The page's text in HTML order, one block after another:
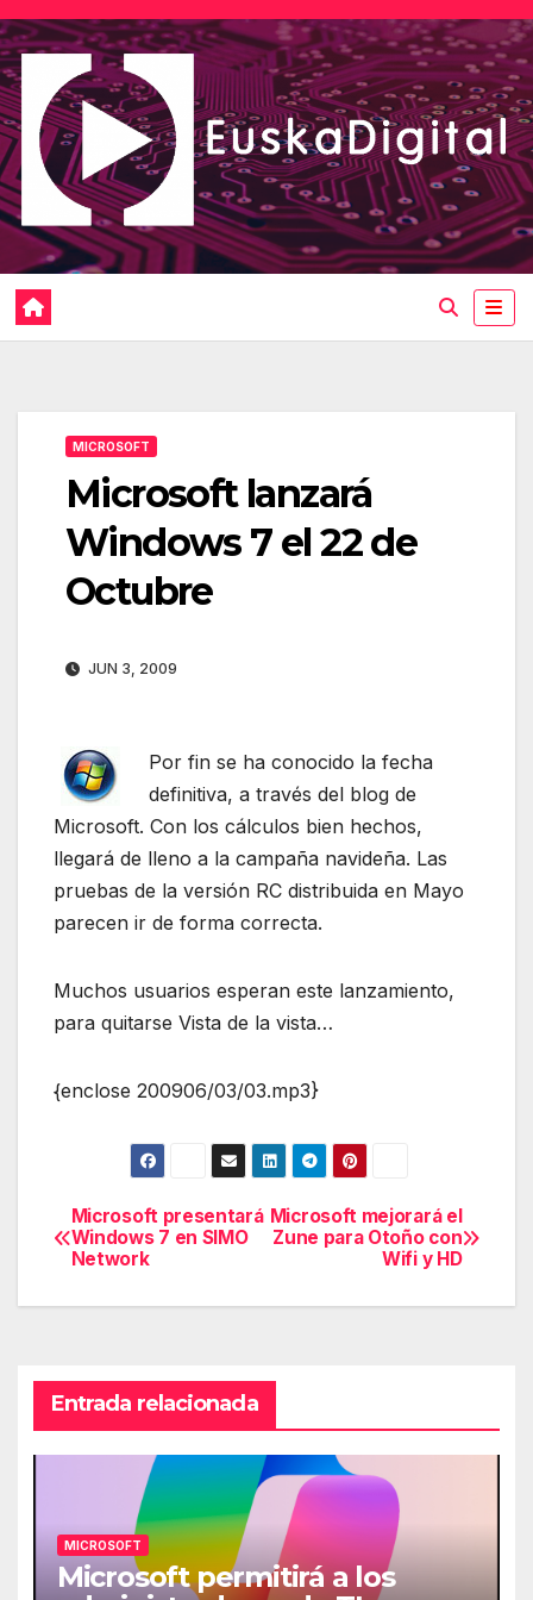
Saltar
al
contenido
MICROSOFT
Microsoft lanzará
Windows 7 el 22 de
Octubre
JUN 3, 2009
Por fin se ha conocido la fecha
definitiva, a través del blog de
Microsoft. Con los cálculos bien hechos,
llegará de lleno a la campaña navideña. Las
pruebas de la versión RC distribuida en Mayo
parecen ir de forma correcta.
Muchos usuarios esperan este lanzamiento,
para quitarse Vista de la vista…
{enclose 200906/03/03.mp3}
Navegación
de
Microsoft mejorará el
Zune para Otoño con
Wifi y HD
Microsoft presentará
Windows 7 en SIMO
Network
Entrada relacionada
MICROSOFT
Microsoft permitirá a los